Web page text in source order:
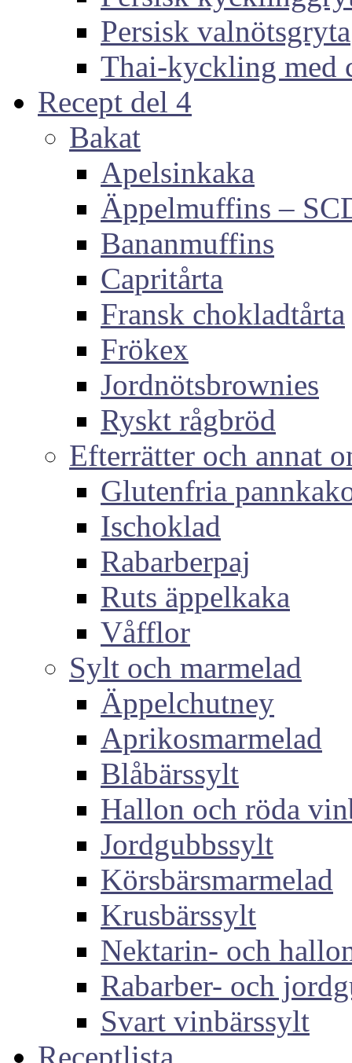
Persisk valnötsgryta
Thai-kyckling med
Recept del 4
Bakat
Apelsinkaka
Äppelmuffins –
Bananmuffins
Capritårta
Fransk chokladtårta
Frökex
Jordnötsbrownies
Ryskt rågbröd
Efterrätter och annat
Glutenfria
Ischoklad
Rabarberpaj
Ruts äppelkaka
Våfflor
Sylt och marmelad
Äppelchutney
Aprikosmarmelad
Blåbärssylt
Hallon och röda
Jordgubbssylt
Körsbärsmarmelad
Krusbärssylt
Nektarin- och
Rabarber- och
Svart vinbärssylt
Receptlista